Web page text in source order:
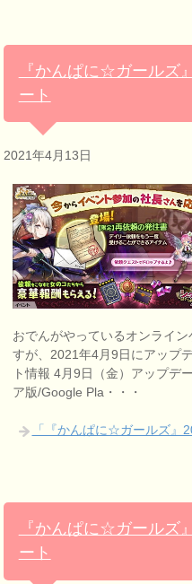
『かんぱに☆ガールズ
ート
2021年4月13日
おでんがやっているオンライ
すが、2021年4月9日にアップ
ト情報 4月9日（金）アップデ
ア版/Google Pla・・・
「『かんぱに☆ガールズ』
『かんぱに☆ガールズ
ート